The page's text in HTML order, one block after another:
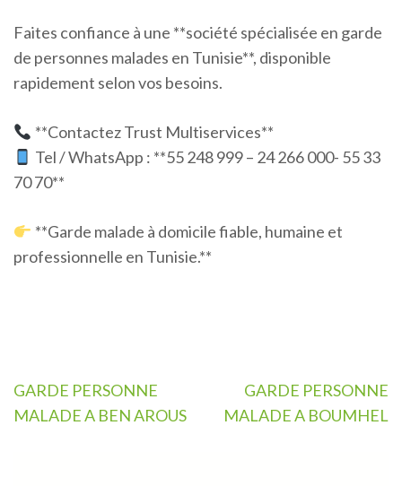
Faites confiance à une **société spécialisée en garde
de personnes malades en Tunisie**, disponible
rapidement selon vos besoins.
**Contactez Trust Multiservices**
Tel / WhatsApp : **55 248 999 – 24 266 000- 55 33
70 70**
**Garde malade à domicile fiable, humaine et
professionnelle en Tunisie.**
Navigation
de
GARDE PERSONNE
MALADE A BEN AROUS
GARDE PERSONNE
MALADE A BOUMHEL